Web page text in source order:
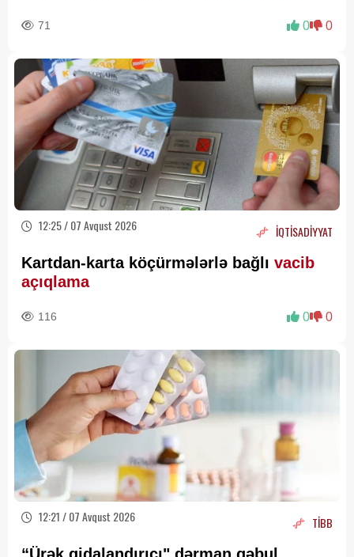
71 0 0
12:25 / 07 Avqust 2026 İQTİSADİYYAT
Kartdan-karta köçürmələrlə bağlı vacib
açıqlama
116 0 0
12:21 / 07 Avqust 2026 TİBB